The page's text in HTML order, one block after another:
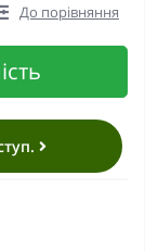
До порівняння